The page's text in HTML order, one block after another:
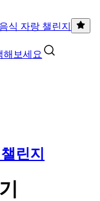
식 자랑 챌린지
해보세요
린지